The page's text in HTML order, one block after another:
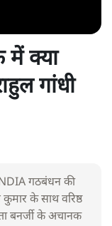
क्या
गांधी
गठबंधन की
के साथ वरिष्ठ
बनर्जी के अचानक